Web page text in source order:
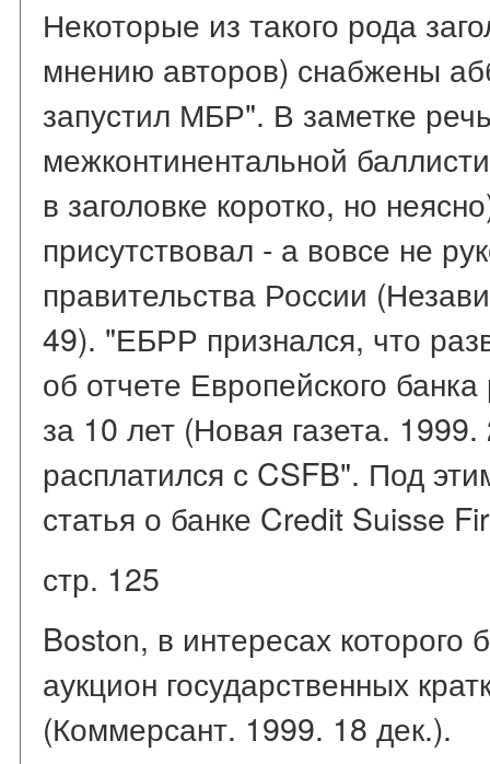
Некоторые из такого рода
мнению авторов) снабжены
запустил МБР". В заметке
межконтинентальной
в заголовке коротко, но
присутствовал - а вовсе не
правительства России
49). "ЕБРР признался, что
об отчете Европейского
за 10 лет (Новая газета.
расплатился с CSFB". Под
статья о банке Credit Suisse
стр. 125
Boston, в интересах которого
аукцион государственных
(Коммерсант. 1999. 18 дек.).